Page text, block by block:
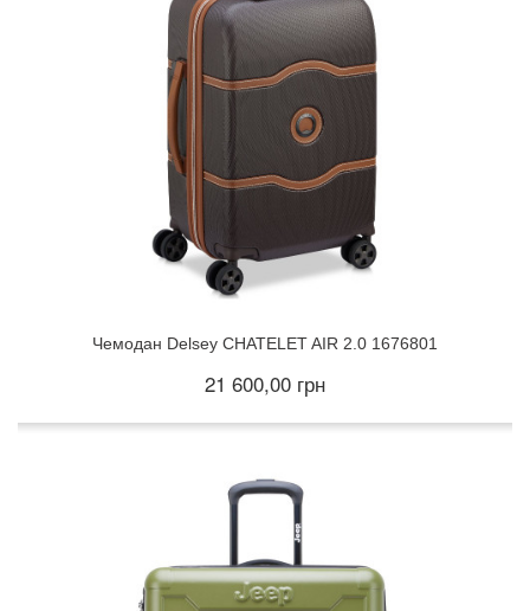
Чемодан Delsey CHATELET AIR 2.0 1676801
21 600,00 грн